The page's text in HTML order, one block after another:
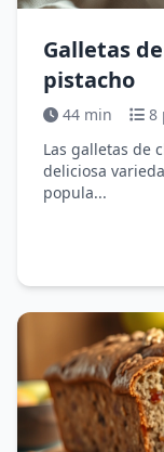
Galletas
pistacho
44 min
8
Las galletas de
deliciosa
popula...